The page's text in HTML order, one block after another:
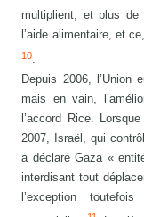
multiplient, et plus
l’aide alimentaire, et
10.
Depuis 2006, l’Union
mais en vain,
l’accord Rice.
2007, Israël, qui
a déclaré Gaza «
interdisant tout
l’exception